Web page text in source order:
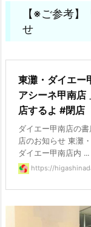
【※ご参考】
せ
東灘・ダイエー
アシーネ甲南店
店するよ #閉店
ダイエー甲南店の
店のお知らせ 東灘
ダイエー甲南店内 ...
https://